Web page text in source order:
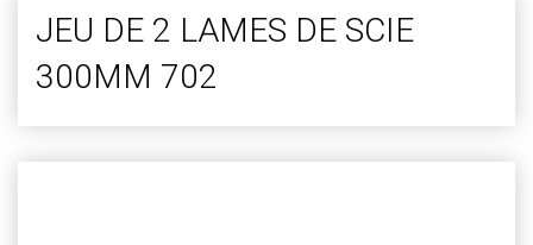
JEU DE 2 LAMES DE SCIE
300MM 702